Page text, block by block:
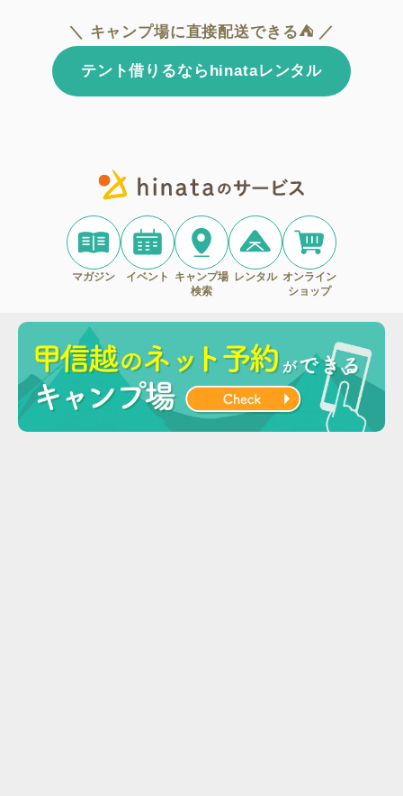
＼ キャンプ場に直接配送できる⛺ ／
テント借りるならhinataレンタル
マガジン イベント
キャンプ場
検索
レンタル オンライン
ショップ